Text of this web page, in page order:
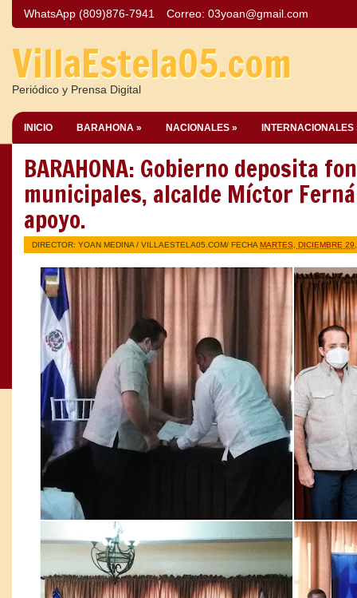
WhatsApp (809)876-7941 Correo: 03yoan@gmail.com
VillaEstela05.com
Periódico y Prensa Digital
INICIO BARAHONA » NACIONALES » INTERNACIONALES
BARAHONA: Gobierno deposita
municipales, alcalde Míctor
apoyo.
DIRECTOR: YOAN MEDINA / VILLAESTELA05.COM/ FECHA MARTES, DICIEMBRE